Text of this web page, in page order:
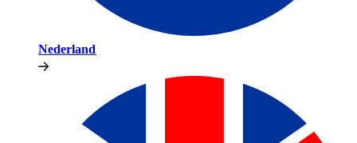
Nederland​​